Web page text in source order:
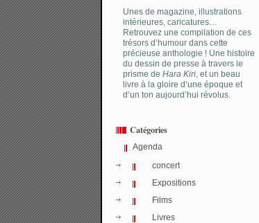
Unes de magazine, illustrations
intérieures, caricatures…
Retrouvez une compilation de ces
trésors d’humour dans cette
précieuse anthologie ! Une histoire
du dessin de presse à travers le
prisme de Hara Kiri, et un beau
livre à la gloire d’une époque et
d’un ton aujourd’hui révolus.
Catégories
Agenda
concert
Expositions
Films
Livres